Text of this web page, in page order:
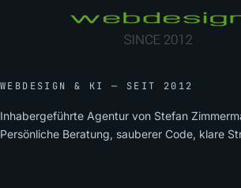
WEBDESIGN & KI — SEIT 2012
Inhabergeführte Agentur von Stefan
Persönliche Beratung, sauberer Code, klare